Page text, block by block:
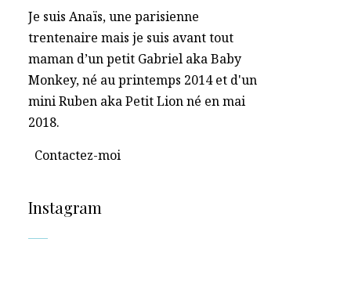
Je suis Anaïs, une parisienne
trentenaire mais je suis avant tout
maman d’un petit Gabriel aka Baby
Monkey, né au printemps 2014 et d'un
mini Ruben aka Petit Lion né en mai
2018.
Contactez-moi
Instagram